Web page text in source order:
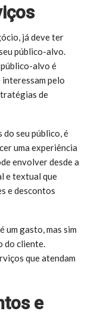
já deve ter
público-alvo.
alvo é
interessam pelo
de
do seu público, é
uma experiência
envolver desde a
e textual que
e descontos
um gasto, mas sim
do cliente.
que atendam
e